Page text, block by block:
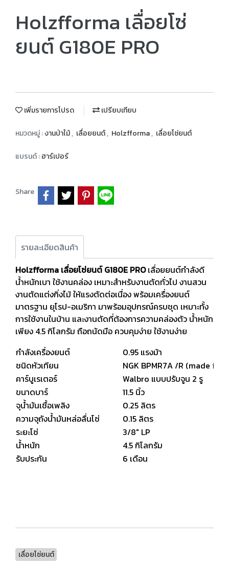
Holzfforma เลื่อยโซ่
ยนต์ G180E PRO
เพิ่มรายการโปรด เปรียบเทียบ
หมวดหมู่ :งานป่าไม้, เลื่อยยนต์, Holzfforma, เลื่อยโซ่ยนต์
แบรนด์ :ฮาร์เปอร์
Share
รายละเอียดสินค้า
Holzfforma เลื่อยโซ่ยนต์ G180E PROเลื่อยยนต์กำลังดี
น้ำหนักเบา ใช้งานคล่อง เหมาะสำหรับงานตัดทั่วไป งานสวน
งานตัดแต่งกิ่งไม้ ให้แรงตัดต่อเนื่อง พร้อมเครื่องยนต์
มาตรฐาน ยุโรป-อเมริกา มาพร้อมอุปกรณ์ครบชุด เหมาะทั้ง
การใช้งานในบ้าน และงานตัดที่ต้องการความคล่องตัว น้ำหนัก
เพียง 4.5 กิโลกรัม ถือถนัดมือ ควบคุมง่าย ใช้งานง่าย
กำลังเครื่องยนต์
0.95 แรงม้า
ชนิดหัวเทียน
NGK BPMR7A /R (made in
คาร์บูเรเตอร์
Walbro แบบปรับจูน 2 รู
ขนาดบาร์
11.5 นิ้ว
จุน้ำมันเชื้อเพลิง
0.25 ลิตร
ความจุถังน้ำมันหล่อลื่นโซ่
0.15 ลิตร
ระยะโซ่
3/8" LP
น้ำหนัก
4.5 กิโลกรัม
รับประกัน
6 เดือน
เลื่อยโซ่ยนต์